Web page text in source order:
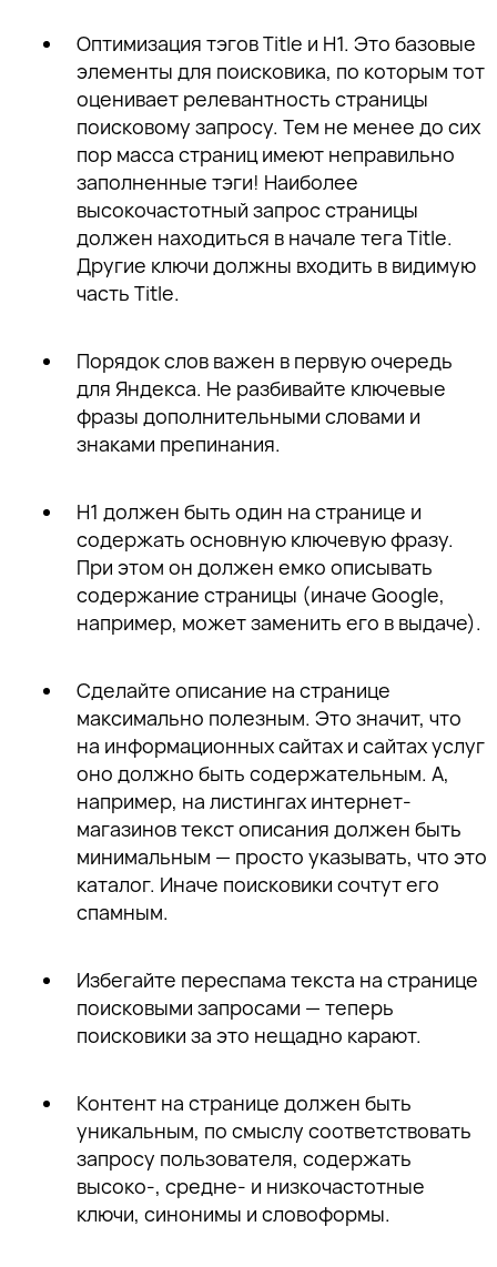
Оптимизация тэгов Title и H1. Это базовые
элементы для поисковика, по которым тот
оценивает релевантность страницы
поисковому запросу. Тем не менее до сих
пор масса страниц имеют неправильно
заполненные тэги! Наиболее
высокочастотный запрос страницы
должен находиться в начале тега Title.
Другие ключи должны входить в видимую
часть Title.
Порядок слов важен в первую очередь
для Яндекса. Не разбивайте ключевые
фразы дополнительными словами и
знаками препинания.
H1 должен быть один на странице и
содержать основную ключевую фразу.
При этом он должен емко описывать
содержание страницы (иначе Google,
например, может заменить его в выдаче).
Сделайте описание на странице
максимально полезным. Это значит, что
на информационных сайтах и сайтах услуг
оно должно быть содержательным. А,
например, на листингах интернет-
магазинов текст описания должен быть
минимальным — просто указывать, что это
каталог. Иначе поисковики сочтут его
спамным.
Избегайте переспама текста на странице
поисковыми запросами — теперь
поисковики за это нещадно карают.
Контент на странице должен быть
уникальным, по смыслу соответствовать
запросу пользователя, содержать
высоко-, средне- и низкочастотные
ключи, синонимы и словоформы.